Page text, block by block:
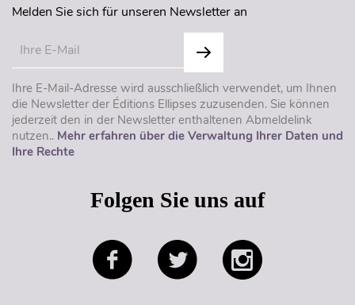
Melden Sie sich für unseren Newsletter an
Ihre E-Mail-Adresse wird ausschließlich verwendet, um Ihnen
die Newsletter der Éditions Ellipses zuzusenden. Sie können
jederzeit den in der Newsletter enthaltenen Abmeldelink
nutzen.. Mehr erfahren über die Verwaltung Ihrer Daten und
Ihre Rechte
Folgen Sie uns auf